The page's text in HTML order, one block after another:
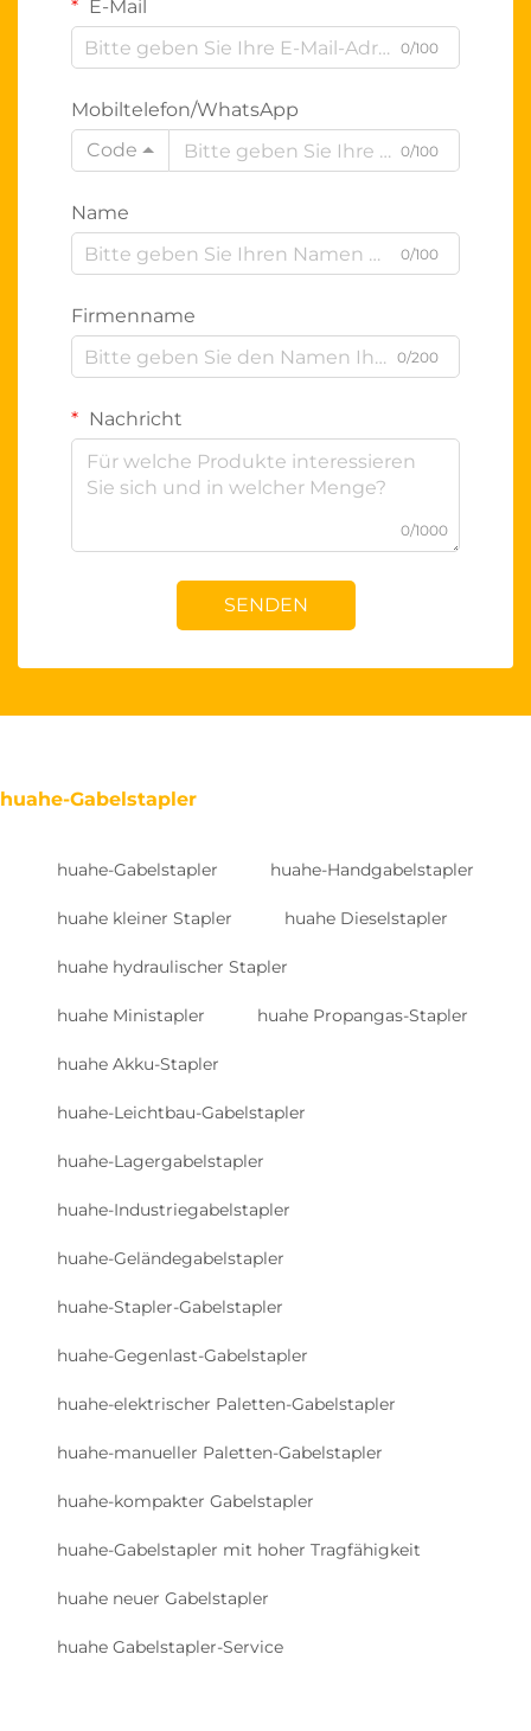
E-Mail
0/100
Mobiltelefon/WhatsApp
Code
0/100
Name
0/100
Firmenname
0/200
Nachricht
0/1000
SENDEN
huahe-Gabelstapler
huahe-Gabelstapler huahe-Handgabelstapler
huahe kleiner Stapler huahe Dieselstapler
huahe hydraulischer Stapler
huahe Ministapler huahe Propangas-Stapler
huahe Akku-Stapler
huahe-Leichtbau-Gabelstapler
huahe-Lagergabelstapler
huahe-Industriegabelstapler
huahe-Geländegabelstapler
huahe-Stapler-Gabelstapler
huahe-Gegenlast-Gabelstapler
huahe-elektrischer Paletten-Gabelstapler
huahe-manueller Paletten-Gabelstapler
huahe-kompakter Gabelstapler
huahe-Gabelstapler mit hoher Tragfähigkeit
huahe neuer Gabelstapler
huahe Gabelstapler-Service